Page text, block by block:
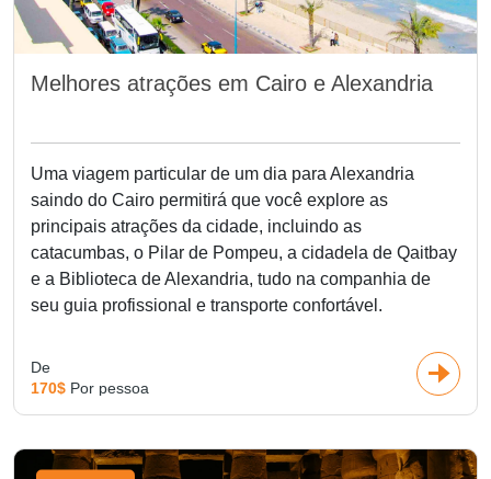
Melhores atrações em Cairo e Alexandria
Uma viagem particular de um dia para Alexandria
saindo do Cairo permitirá que você explore as
principais atrações da cidade, incluindo as
catacumbas, o Pilar de Pompeu, a cidadela de Qaitbay
e a Biblioteca de Alexandria, tudo na companhia de
seu guia profissional e transporte confortável.
De
170$ Por pessoa